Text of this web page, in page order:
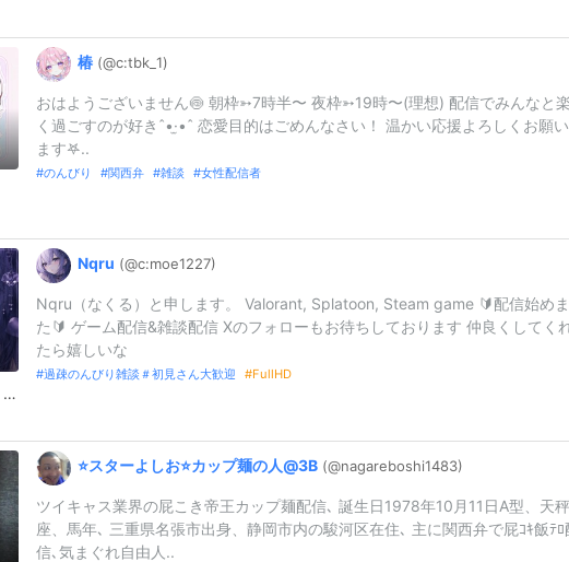
椿 (@c:tbk_ 1)
おはようございません🍥 朝枠➳7時半〜 夜枠➳19時〜(理想) 配信でみんなと
く過ごすのが好きˆ•·̫•ˆ 恋愛目的はごめんなさい！ 温かい応援よろしくお願
ます‎𖤐..
のんびり 関西弁 雑談 女性配信者
〖今日もここで待ってるね〗 何のゲームしよかな
Nqru (@c:moe1227)
Nqru（なくる）と申します。 Valorant, Splatoon, Steam game 🔰配信始め
た🔰 ゲーム配信&雑談配信 Xのフォローもお待ちしております 仲良くしてく
たら嬉しいな
過疎のんびり雑談＃初見さん大歓迎 FullHD
⭐️スターよしお⭐️カップ麺の人@3B (@nagareboshi1483)
ツイキャス業界の屁こき帝王カップ麺配信､ 誕生日1978年10月11日A型、天秤
座、馬年､ 三重県名張市出身、静岡市内の駿河区在住､ 主に関西弁で屁ｺｷ飯ﾃﾛ
信､気まぐれ自由人..